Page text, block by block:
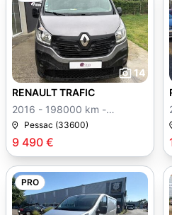
14
9 490 €
RENAULT TRAFIC
2016 - 198000 km -
Manuelle
Pessac (33600)
PRO